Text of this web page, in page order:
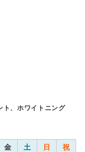
ト、ホワイトニング
金 土 日 祝